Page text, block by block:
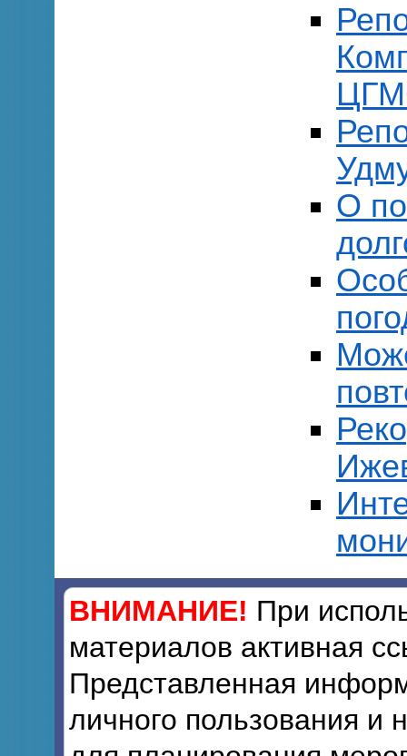
О
ВНИМАНИЕ! При
материалов активная
Представленная
личного пользования и